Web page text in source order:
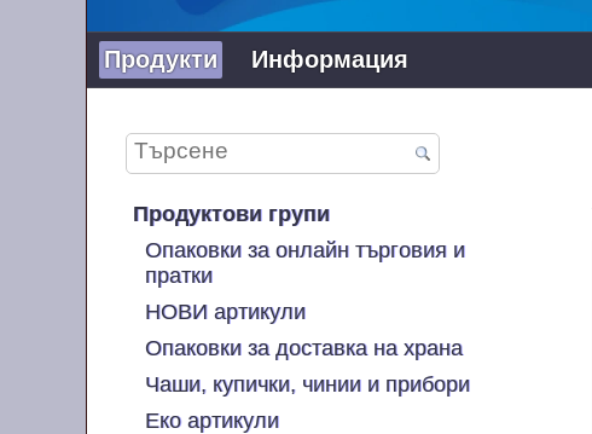
Продукти Информация
Продуктови групи
Опаковки за онлайн търговия и
пратки
НОВИ артикули
Опаковки за доставка на храна
Чаши, купички, чинии и прибори
Еко артикули